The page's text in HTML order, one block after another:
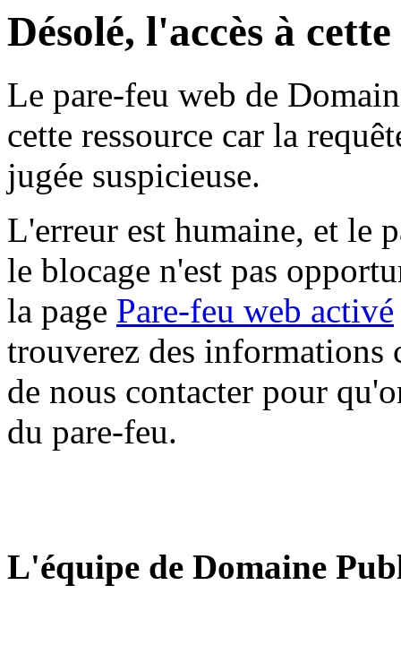
Désolé, l'accès à
Le pare-feu web de
cette ressource car la
jugée suspicieuse.
L'erreur est humaine, et le
le blocage n'est pas
la page Pare-feu web activé
trouverez des informations
de nous contacter pour
du pare-feu.
L'équipe de Domaine